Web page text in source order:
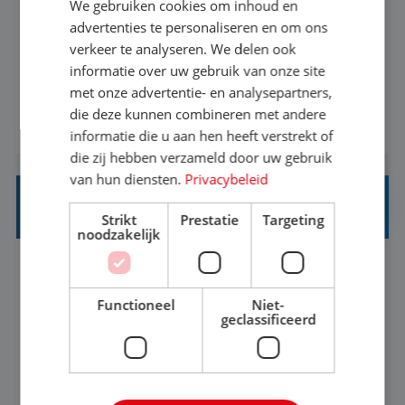
Met jouw ervaring in de reisbranche of
achtergrond in toerisme ben je klaar voor de
volgende stap. Vanaf je stoel reis je de hele
wereld over en speel je moeiteloos in op de
wensen van je team, je klant en wat er in de
reiswereld gebeurt. Met je enthousiasme weet je
klanten te overtuigen om die droomreis te
boeken! ...
BEKIJK VACATURE
REISADVISEUR ALLROUND
Aalsmeer, Noord-Holland, Nederland
33-36 uur
MBO
Een vakantie plannen is het leukste dat er is. Of
het nu voor jezelf is, of voor een ander: jij vindt
We gebruiken cookies om inhoud en
advertenties te personaliseren en om ons
verkeer te analyseren. We delen ook
informatie over uw gebruik van onze site
met onze advertentie- en analysepartners,
die deze kunnen combineren met andere
informatie die u aan hen heeft verstrekt of
die zij hebben verzameld door uw gebruik
van hun diensten. Privacybeleid
Strikt
noodzakelijk
Prestatie Targeting
Functioneel
Niet-
geclassificeerd